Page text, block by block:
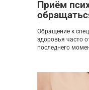
Приём
Обращение к
здоровья часто
последнего